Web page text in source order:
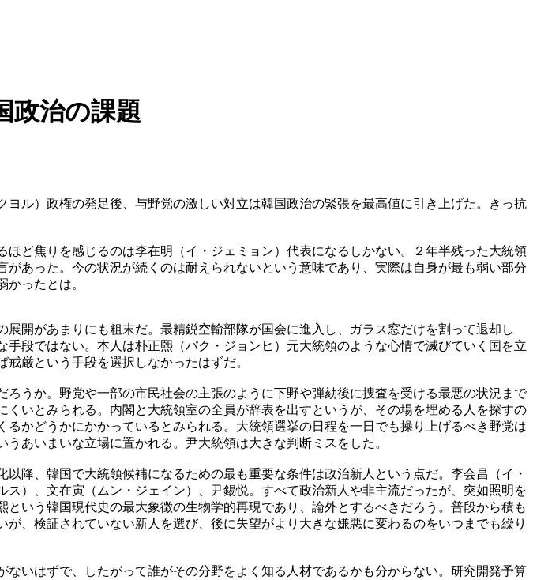
政治の課題
ル）政権の発足後、与野党の激しい対立は韓国政治の緊張を最高値に引き上げた。きっ抗
ど焦りを感じるのは李在明（イ・ジェミョン）代表になるしかない。２年半残った大統領
あった。今の状況が続くのは耐えられないという意味であり、実際は自身が最も弱い部分
ったとは。
開があまりにも粗末だ。最精鋭空輸部隊が国会に進入し、ガラス窓だけを割って退却し
段ではない。本人は朴正熙（パク・ジョンヒ）元大統領のような心情で滅びていく国を立
厳という手段を選択しなかったはずだ。
うか。野党や一部の市民社会の主張のように下野や弾劾後に捜査を受ける最悪の状況まで
いとみられる。内閣と大統領室の全員が辞表を出すというが、その場を埋める人を探すの
かどうかにかかっているとみられる。大統領選挙の日程を一日でも操り上げるべき野党は
あいまいな立場に置かれる。尹大統領は大きな判断ミスをした。
降、韓国で大統領候補になるための最も重要な条件は政治新人という点だ。李会昌（イ・
）、文在寅（ムン・ジェイン）、尹錫悦。すべて政治新人や非主流だったが、突如照明を
いう韓国現代史の最大象徴の生物学的再現であり、論外とするべきだろう。普段から積も
、検証されていない新人を選び、後に失望がより大きな嫌悪に変わるのをいつまでも繰り
いはずで、したがって誰がその分野をよく知る人材であるかも分からない。研究開発予算